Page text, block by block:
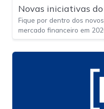
Novas iniciativas
Fique por dentro dos
mercado financeiro